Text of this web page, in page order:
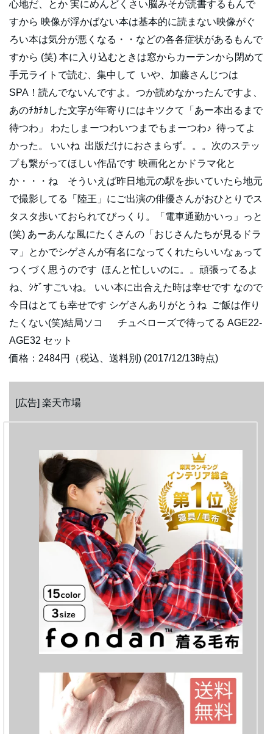
心地だ、とか 実にめんどくさい脳みそが読書するもんで
すから 映像が浮かばない本は基本的に読まない映像がぐ
ろい本は気分が悪くなる・・などの各各症状があるもんで
すから (笑) 本に入り込むときは窓からカーテンから閉めて
手元ライトで読む、集中して いや、加藤さんじつは
SPA！読んでないんですよ。つか読めなかったんですよ、
あのﾁｶﾁｶした文字が年寄りにはキツクて「あー本出るまで
待つわ」 わたしまーつわいつまでもまーつわ♪ 待ってよ
かった。 いいね 出版だけにおさまらず。。。次のステッ
プも繋がってほしい作品です 映画化とかドラマ化と
か・・・ね そういえば昨日地元の駅を歩いていたら地元
で撮影してる「陸王」にご出演の俳優さんがおひとりでス
タスタ歩いておられてびっくり。「電車通勤かいっ」っと
(笑) あーあんな風にたくさんの「おじさんたちが見るドラ
マ」とかでシゲさんが有名になってくれたらいいなぁって
つくづく思うのです ほんと忙しいのに。。頑張ってるよ
ね、ｼｹﾞすごいね。 いい本に出合えた時は幸せです なので
今日はとても幸せです シゲさんありがとうね ご飯は作り
たくない(笑)結局ソコ チュベローズで待ってる AGE22-
AGE32 セット
価格：2484円（税込、送料別) (2017/12/13時点)
[広告] 楽天市場